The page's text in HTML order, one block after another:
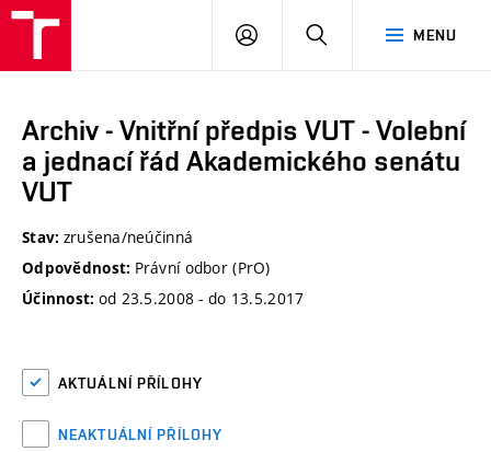
MENU
PŘIHLÁSIT
Archiv - Vnitřní předpis VUT - Volební
a jednací řád Akademického senátu
VUT
Stav: zrušena/neúčinná
Odpovědnost: Právní odbor (PrO)
Účinnost: od 23.5.2008 - do 13.5.2017
AKTUÁLNÍ PŘÍLOHY
NEAKTUÁLNÍ PŘÍLOHY